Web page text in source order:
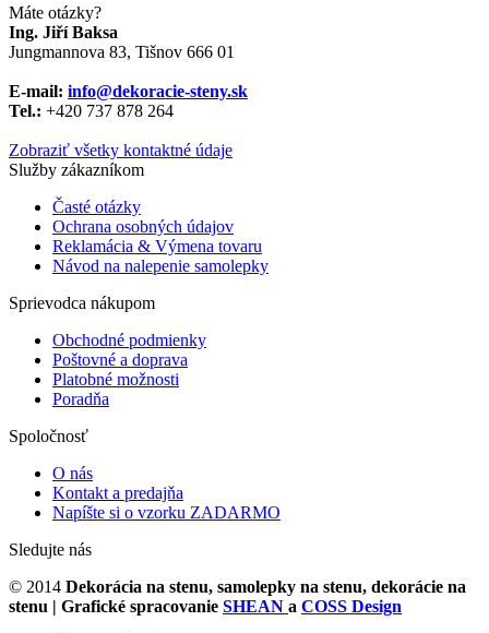
Máte otázky?
Ing. Jiří Baksa
Jungmannova 83, Tišnov 666 01
E-mail: info@dekoracie-steny.sk
Tel.: +420 737 878 ​​264
Zobraziť všetky kontaktné údaje
Služby zákazníkom
Časté otázky
Ochrana osobných údajov
Reklamácia & Výmena tovaru
Návod na nalepenie samolepky
Sprievodca nákupom
Obchodné podmienky
Poštovné a doprava
Platobné možnosti
Poradňa
Spoločnosť
O nás
Kontakt a predajňa
Napíšte si o vzorku ZADARMO
Sledujte nás
© 2014 Dekorácia na stenu, samolepky na stenu, dekorácie na
stenu
| Grafické spracovanie SHEAN a COSS Design